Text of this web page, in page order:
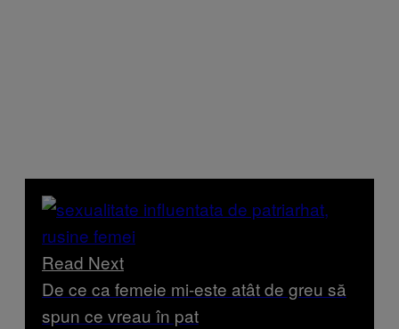
Read Next
De ce ca femeie mi-este atât de greu să
spun ce vreau în pat